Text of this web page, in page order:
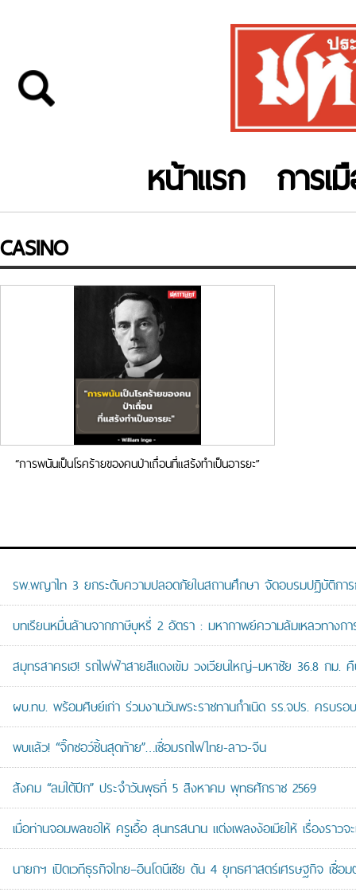
หน้าแรก การเ
CASINO
“การพนันเป็นโรคร้ายของคนป่าเถื่อนที่แสร้งทำเป็นอารยะ”
รพ.พญาไท 3 ยกระดับความปลอดภัยในสถานศึกษา จัดอบรมปฏิบัติกา
บทเรียนหมื่นล้านจากภาษีบุหรี่ 2 อัตรา : มหากาพย์ความล้มเหลวทางก
สมุทรสาครเฮ! รถไฟฟ้าสายสีแดงเข้ม วงเวียนใหญ่–มหาชัย 36.8 ก
ผบ.ทบ. พร้อมศิษย์เก่า ร่วมงานวันพระราชทานกำเนิด รร.จปร. ครบ
พบแล้ว! “จิ๊กซอว์ชิ้นสุดท้าย”…เชื่อมรถไฟไทย-ลาว-จีน
สังคม “ลมใต้ปีก” ประจำวันพุธที่ 5 สิงหาคม พุทธศักราช 2569
เมื่อท่านจอมพลขอให้ ครูเอื้อ สุนทรสนาน แต่งเพลงง้อเมียให้ เรื่องราวจะ
นายกฯ เปิดเวทีธุรกิจไทย–อินโดนีเซีย ดัน 4 ยุทธศาสตร์เศรษฐกิจ เ